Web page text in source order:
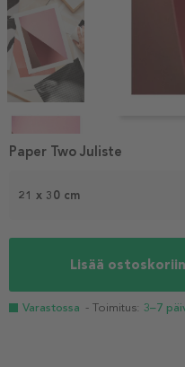
1
21 x 30 cm
Lisää ostoskoriin
Varastossa - Toimitus: 3–7
Paper Two Juliste